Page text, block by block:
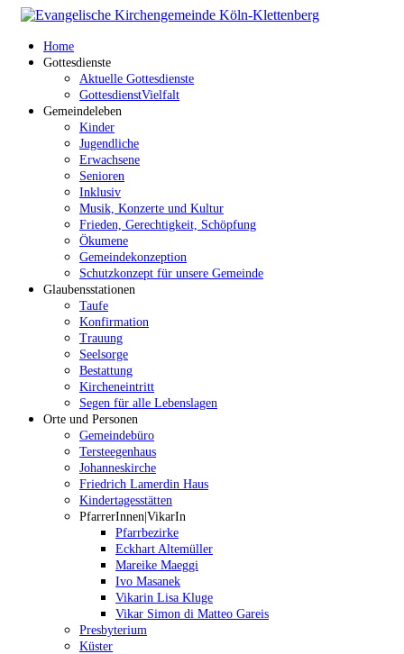
Home
Gottesdienste
Aktuelle Gottesdienste
GottesdienstVielfalt
Gemeindeleben
Kinder
Jugendliche
Erwachsene
Senioren
Inklusiv
Musik, Konzerte und Kultur
Frieden, Gerechtigkeit, Schöpfung
Ökumene
Gemeindekonzeption
Schutzkonzept für unsere Gemeinde
Glaubensstationen
Taufe
Konfirmation
Trauung
Seelsorge
Bestattung
Kircheneintritt
Segen für alle Lebenslagen
Orte und Personen
Gemeindebüro
Tersteegenhaus
Johanneskirche
Friedrich Lamerdin Haus
Kindertagesstätten
PfarrerInnen|VikarIn
Pfarrbezirke
Eckhart Altemüller
Mareike Maeggi
Ivo Masanek
Vikarin Lisa Kluge
Vikar Simon di Matteo Gareis
Presbyterium
Küster